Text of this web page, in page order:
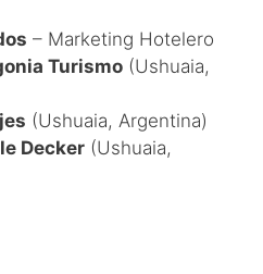
– Marketing Hotelero
Turismo (Ushuaia,
(Ushuaia, Argentina)
Decker (Ushuaia,